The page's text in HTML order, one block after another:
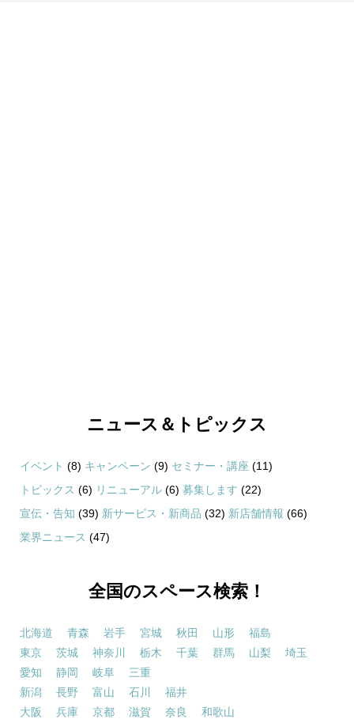
ニュース＆トピックス
イベント (8) キャンペーン (9) セミナー・講座 (11)
トピックス (6) リニューアル(6) 募集します (22)
宣伝・告知 (39) 新サービス・新商品 (32) 新店舗情報 (66)
業界ニュース (47)
全国のスペース検索！
北海道 青森 岩手 宮城 秋田 山形
福島
東京
茨城 神奈川 栃木 千葉 群馬 山梨
埼玉
愛知
静岡 岐阜
三重
新潟
長野 富山 石川
福井
大阪
兵庫 京都 滋賀 奈良
和歌山